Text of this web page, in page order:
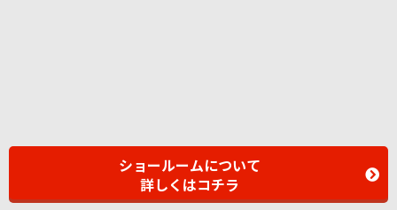
ショールームについて
詳しくはコチラ